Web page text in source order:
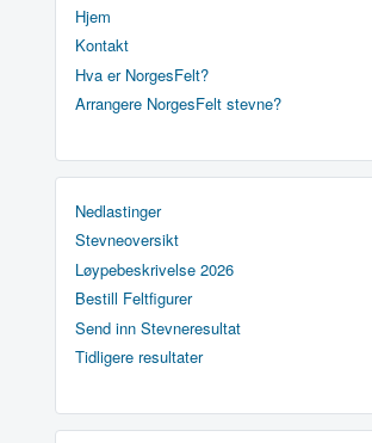
Hjem
Kontakt
Hva er NorgesFelt?
Arrangere NorgesFelt stevne?
Nedlastinger
Stevneoversikt
Løypebeskrivelse 2026
Bestill Feltfigurer
Send inn Stevneresultat
Tidligere resultater